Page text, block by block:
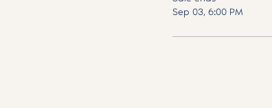
Sep 03, 6:00 PM